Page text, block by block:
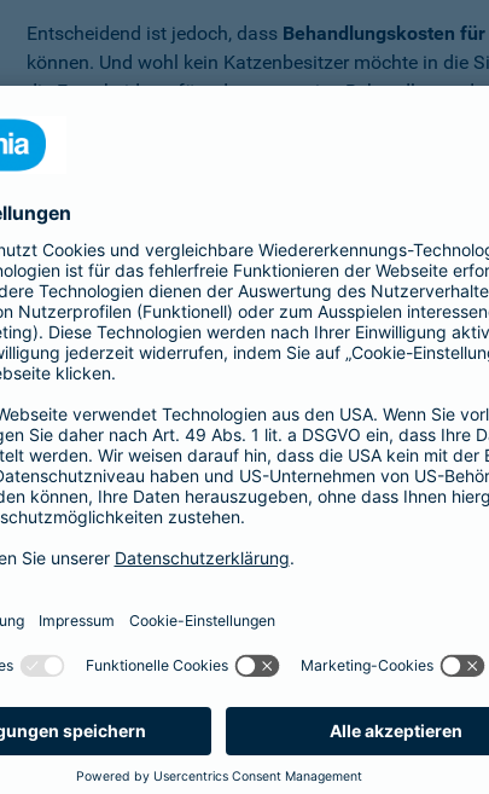
Entscheidend ist jedoch, dass Behandlungskosten
können. Und wohl kein Katzenbesitzer möchte in die
die Entscheidung für oder gegen eine Behandlung
müssen.
Benötigen Sie weitere Informationen zu dieser und
für die Katze
Ihr Vierbeinerim Krankheitsfall umfassend abgesichert
Ihnen zum Vergleich hier aufgelistet. Sie erhalten